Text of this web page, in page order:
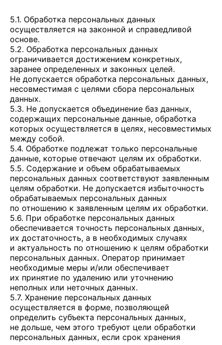
5.1. Обработка персональных данных
осуществляется на законной и справедливой
основе.
5.2. Обработка персональных данных
ограничивается достижением конкретных,
заранее определенных и законных целей.
Не допускается обработка персональных данных,
несовместимая с целями сбора персональных
данных.
5.3. Не допускается объединение баз данных,
содержащих персональные данные, обработка
которых осуществляется в целях, несовместимых
между собой.
5.4. Обработке подлежат только персональные
данные, которые отвечают целям их обработки.
5.5. Содержание и объем обрабатываемых
персональных данных соответствуют заявленным
целям обработки. Не допускается избыточность
обрабатываемых персональных данных
по отношению к заявленным целям их обработки.
5.6. При обработке персональных данных
обеспечивается точность персональных данных,
их достаточность, а в необходимых случаях
и актуальность по отношению к целям обработки
персональных данных. Оператор принимает
необходимые меры и/или обеспечивает
их принятие по удалению или уточнению
неполных или неточных данных.
5.7. Хранение персональных данных
осуществляется в форме, позволяющей
определить субъекта персональных данных,
не дольше, чем этого требуют цели обработки
персональных данных, если срок хранения